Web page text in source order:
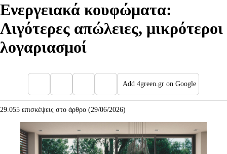
Ενεργειακά κουφώματα:
Λιγότερες απώλειες, μικρότεροι
λογαριασμοί
Add 4green.gr on Google
29.055 επισκέψεις στο άρθρο (29/06/2026)